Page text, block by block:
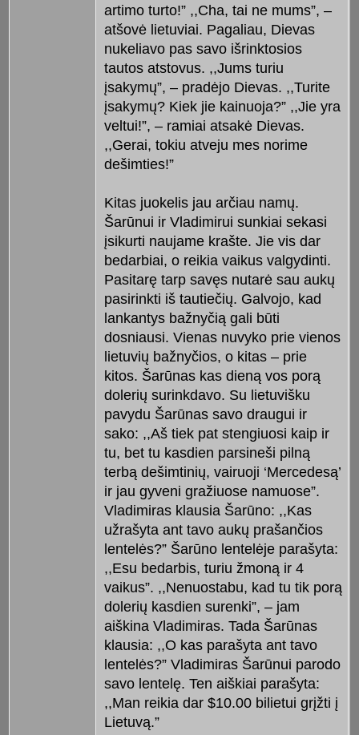
artimo turto!” ,,Cha, tai ne mums”, –
atšovė lietuviai. Pagaliau, Dievas
nukeliavo pas savo išrinktosios
tautos atstovus. ,,Jums turiu
įsakymų”, – pradėjo Dievas. ,,Turite
įsakymų? Kiek jie kainuoja?” ,,Jie yra
veltui!”, – ramiai atsakė Dievas.
,,Gerai, tokiu atveju mes norime
dešimties!”
Kitas juokelis jau arčiau namų.
Šarūnui ir Vladimirui sunkiai sekasi
įsikurti naujame krašte. Jie vis dar
bedarbiai, o reikia vaikus valgydinti.
Pasitarę tarp savęs nutarė sau aukų
pasirinkti iš tautiečių. Galvojo, kad
lankantys bažnyčią gali būti
dosniausi. Vienas nuvyko prie vienos
lietuvių bažnyčios, o kitas – prie
kitos. Šarūnas kas dieną vos porą
dolerių surinkdavo. Su lietuvišku
pavydu Šarūnas savo draugui ir
sako: ,,Aš tiek pat stengiuosi kaip ir
tu, bet tu kasdien parsineši pilną
terbą dešimtinių, vairuoji ‘Mercedesą’
ir jau gyveni gražiuose namuose”.
Vladimiras klausia Šarūno: ,,Kas
užrašyta ant tavo aukų prašančios
lentelės?” Šarūno lentelėje parašyta:
,,Esu bedarbis, turiu žmoną ir 4
vaikus”. ,,Nenuostabu, kad tu tik porą
dolerių kasdien surenki”, – jam
aiškina Vladimiras. Tada Šarūnas
klausia: ,,O kas parašyta ant tavo
lentelės?” Vladimiras Šarūnui parodo
savo lentelę. Ten aiškiai parašyta:
,,Man reikia dar $10.00 bilietui grįžti į
Lietuvą.”